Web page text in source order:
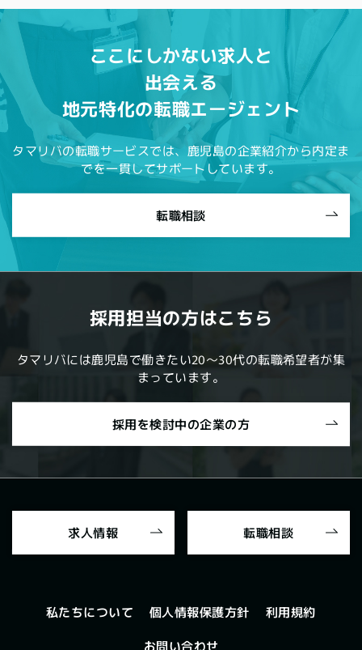
ここにしかない求人と
出会える
地元特化の転職エージェント
タマリバの転職サービスでは、鹿児島の企業紹介から内定ま
でを一貫してサポートしています。
転職相談
採用担当の方はこちら
タマリバには鹿児島で働きたい20～30代の転職希望者が集
まっています。
採用を検討中の企業の方
求人情報 転職相談
私たちについて 個人情報保護方針 利用規約
お問い合わせ